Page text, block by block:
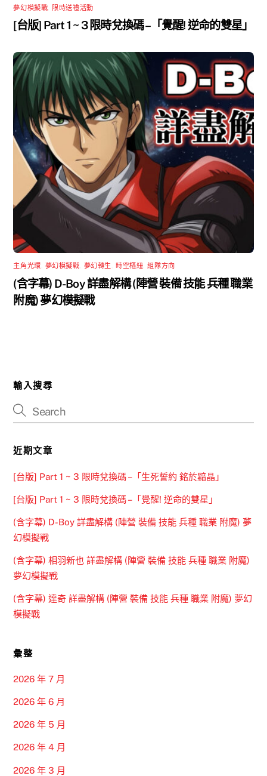
夢幻模擬戰 限時送禮活動
[台版] Part 1 ~ 3 限時兌換碼 –「覺醒! 逆命的雙星」
主角光環 夢幻模擬戰 夢幻轉生 時空樞紐 ,組隊方向
(含字幕) D-Boy 詳盡解構 (陣營 裝備 技能 兵種 職業
附魔) 夢幻模擬戰
輸入搜尋
近期文章
[台版] Part 1 ~ 3 限時兌換碼 –「生死誓約 銘於黯晶」
[台版] Part 1 ~ 3 限時兌換碼 –「覺醒! 逆命的雙星」
(含字幕) D-Boy 詳盡解構 (陣營 裝備 技能 兵種 職業 附魔) 夢
幻模擬戰
(含字幕) 相羽新也 詳盡解構 (陣營 裝備 技能 兵種 職業 附魔)
夢幻模擬戰
(含字幕) 達奇 詳盡解構 (陣營 裝備 技能 兵種 職業 附魔) 夢幻
模擬戰
彙整
2026 年 7 月
2026 年 6 月
2026 年 5 月
2026 年 4 月
2026 年 3 月